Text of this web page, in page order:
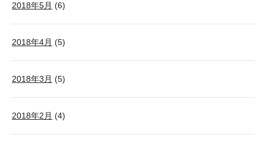
2018年5月 (6)
2018年4月 (5)
2018年3月 (5)
2018年2月 (4)